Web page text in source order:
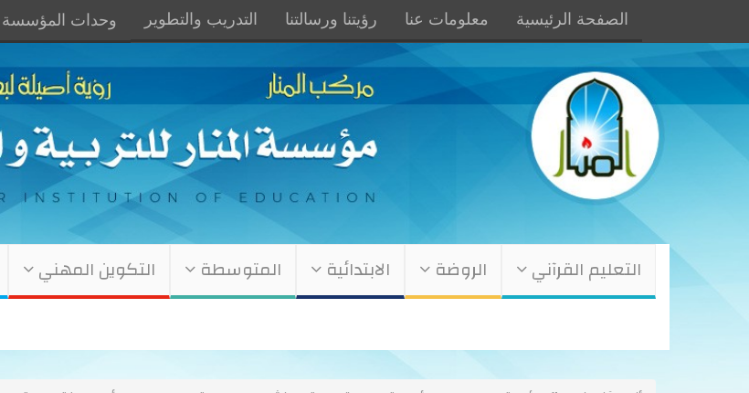
الصفحة الرئيسية معلومات عنا رؤيتنا ورسالتنا التدريب والتطوير وحدات المؤسسة
التعليم القرآني الروضة الابتدائية المتوسطة التكوين المهني